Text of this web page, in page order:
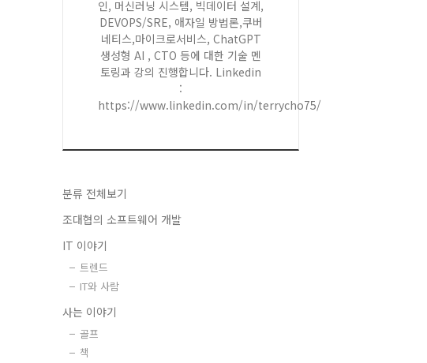
인, 머신러닝 시스템, 빅데이터 설계,
DEVOPS/SRE, 애자일 방법론,쿠버
네티스,마이크로서비스, ChatGPT
생성형 AI , CTO 등에 대한 기술 멘
토링과 강의 진행합니다. Linkedin
:
https://www.linkedin.com/in/terrycho75/
분류 전체보기
조대협의 소프트웨어 개발
IT 이야기
트렌드
IT와 사람
사는 이야기
골프
책